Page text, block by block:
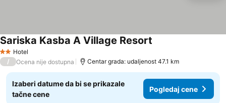
2 Zvezdice
Hotel
Sariska Kasba A Village Resort
/ Ocena nije dostupna Centar grada: udaljenost 47.1 km
Izaberi datume da bi se prikazale
tačne cene
Pogledaj cene